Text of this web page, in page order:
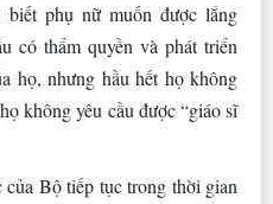
phụ nữ muốn được lắng
có thẩm quyền và phát triển
họ, nhưng hầu hết họ không
không yêu cầu được “giáo sĩ
Bộ tiếp tục trong thời gian